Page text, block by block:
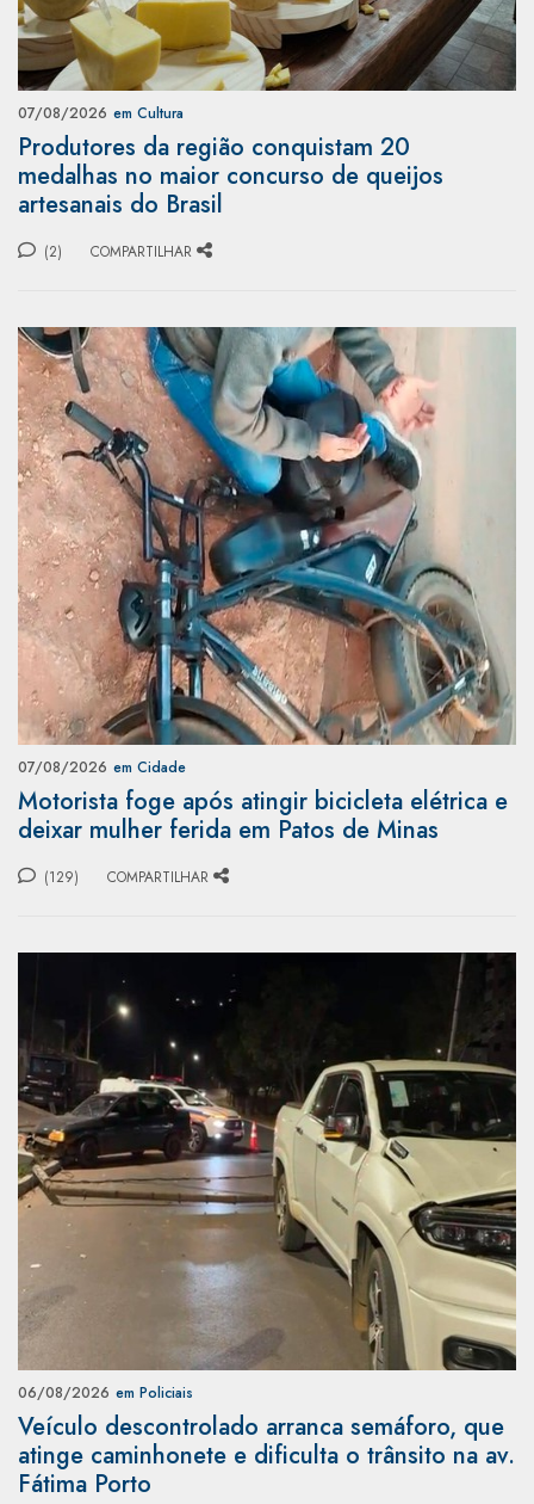
07/08/2026 em Cultura
Produtores da região conquistam 20
medalhas no maior concurso de queijos
artesanais do Brasil
(2) COMPARTILHAR
07/08/2026 em Cidade
Motorista foge após atingir bicicleta elétrica e
deixar mulher ferida em Patos de Minas
(129) COMPARTILHAR
06/08/2026 em Policiais
Veículo descontrolado arranca semáforo, que
atinge caminhonete e dificulta o trânsito na av.
Fátima Porto